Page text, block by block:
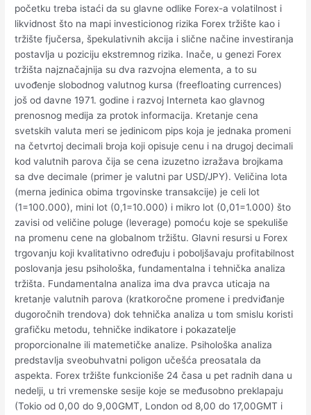
početku treba istaći da su glavne odlike Forex-a volatilnost i
likvidnost što na mapi investicionog rizika Forex tržište kao i
tržište fjučersa, špekulativnih akcija i slične načine investiranja
postavlja u poziciju ekstremnog rizika. Inače, u genezi Forex
tržišta najznačajnija su dva razvojna elementa, a to su
uvođenje slobodnog valutnog kursa (freefloating currences)
još od davne 1971. godine i razvoj Interneta kao glavnog
prenosnog medija za protok informacija. Kretanje cena
svetskih valuta meri se jedinicom pips koja je jednaka promeni
na četvrtoj decimali broja koji opisuje cenu i na drugoj decimali
kod valutnih parova čija se cena izuzetno izražava brojkama
sa dve decimale (primer je valutni par USD/JPY). Veličina lota
(merna jedinica obima trgovinske transakcije) je celi lot
(1=100.000), mini lot (0,1=10.000) i mikro lot (0,01=1.000) što
zavisi od veličine poluge (leverage) pomoću koje se spekuliše
na promenu cene na globalnom tržištu. Glavni resursi u Forex
trgovanju koji kvalitativno određuju i poboljšavaju profitabilnost
poslovanja jesu psihološka, fundamentalna i tehnička analiza
tržišta. Fundamentalna analiza ima dva pravca uticaja na
kretanje valutnih parova (kratkoročne promene i predviđanje
dugoročnih trendova) dok tehnička analiza u tom smislu koristi
grafičku metodu, tehničke indikatore i pokazatelje
proporcionalne ili matemetičke analize. Psihološka analiza
predstavlja sveobuhvatni poligon učešća preosatala da
aspekta. Forex tržište funkcioniše 24 časa u pet radnih dana u
nedelji, u tri vremenske sesije koje se međusobno preklapaju
(Tokio od 0,00 do 9,00GMT, London od 8,00 do 17,00GMT i